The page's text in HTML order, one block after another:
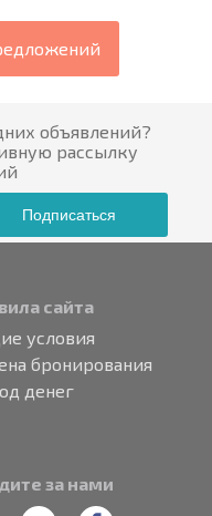
объявлений?
рассылку
Подписаться
сайта
условия
бронирования
денег
за нами